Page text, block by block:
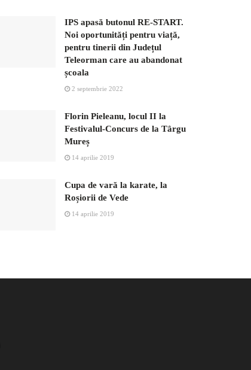
IPS apasă butonul RE-START.
Noi oportunități pentru viață,
pentru tinerii din Județul
Teleorman care au abandonat
școala
2 septembrie 2022
Florin Pieleanu, locul II la
Festivalul-Concurs de la Târgu
Mureș
14 aprilie 2019
Cupa de vară la karate, la
Roșiorii de Vede
14 aprilie 2019